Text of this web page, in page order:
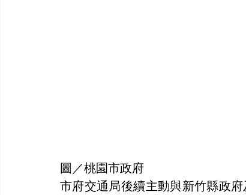
圖／桃園市政府
市府交通局後續主動與新竹縣政